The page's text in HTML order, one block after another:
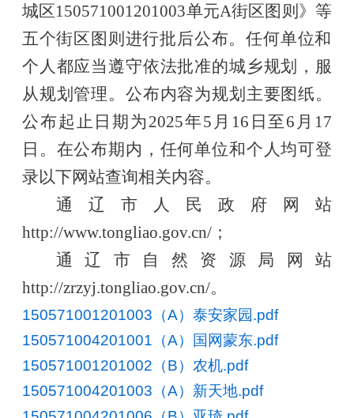
城区150571001201003单元A街区图则》等
五个街区图则 进行批后公布。任何单位和
个人都应当遵守依法批准的城乡规划，服
从规划管理。公布内容为规划主要图纸。
公布起止日期为2025年5月16日至6月17
日。在公布期内，任何单位和个人均可登
录以下网站查询相关内容。
通辽市人民政府网站
http://www.tongliao.gov.cn/；
通辽市自然资源局网站
http://zrzyj.tongliao.gov.cn/。
150571001201003（A）泰安家园.pdf
150571004201001（A）国网蒙东.pdf
150571001201002（B）农机.pdf
150571004201003（A）新天地.pdf